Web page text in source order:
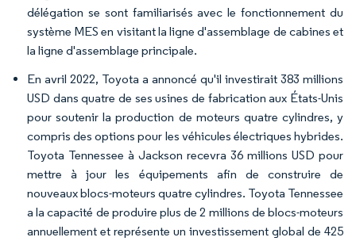
délégation se sont familiarisés avec le fonctionnement du
système MES en visitant la ligne d'assemblage de cabines et
la ligne d'assemblage principale.
En avril 2022, Toyota a annoncé qu'il investirait 383 millions
USD dans quatre de ses usines de fabrication aux États-Unis
pour soutenir la production de moteurs quatre cylindres, y
compris des options pour les véhicules électriques hybrides.
Toyota Tennessee à Jackson recevra 36 millions USD pour
mettre à jour les équipements afin de construire de
nouveaux blocs-moteurs quatre cylindres. Toyota Tennessee
a la capacité de produire plus de 2 millions de blocs-moteurs
annuellement et représente un investissement global de 425